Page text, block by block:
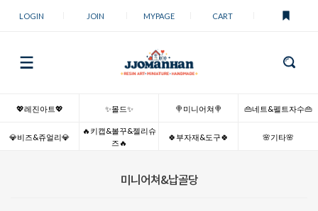
LOGIN JOIN MYPAGE CART
💖레진아트💖 ✨몰드✨ 🍭미니어쳐🍭 👜네트&펠트자수👜
💎비즈&쥬얼리💎
🔥키캡&볼꾸&젤리슈
즈🔥
🍀부자재&도구🍀 🌸기타🌸
미니어쳐&납골당